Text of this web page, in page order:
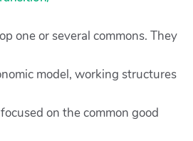
one or several commons. They
model, working structures
on the common good